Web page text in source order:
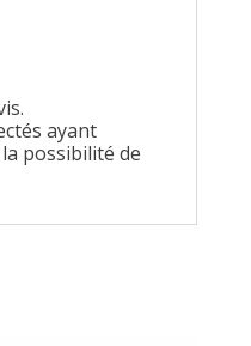
ayant
possibilité de